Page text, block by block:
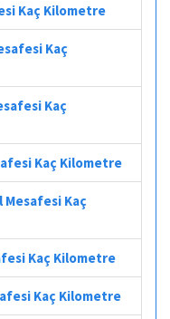
Kaç Kilometre
Kaç
Kaç
Kaç Kilometre
Mesafesi Kaç
Kaç Kilometre
Kaç Kilometre